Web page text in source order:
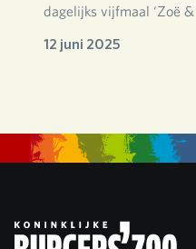
dagelijks vijfmaal ‘Zoë
12 juni 2025